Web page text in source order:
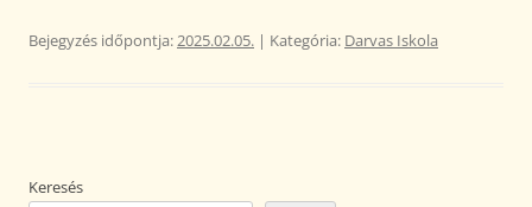
Bejegyzés időpontja:2025.02.05. | Kategória: Darvas Iskola
Keresés